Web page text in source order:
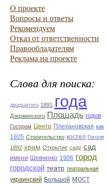
О проекте
Вопросы и ответы
Рекомендуем
Отказ от ответственности
Правообладателям
Реклама на проекте
Слова для поиска:
двадцатого 1891 года
Дзержинского Площадь годов
Госпром Центр Плехановская как
1925 Строительство костел Гоголя
1892 храм Открытие саду сад
имени Шевченко 1906 город
городской театр театральная
украинский Большой мост